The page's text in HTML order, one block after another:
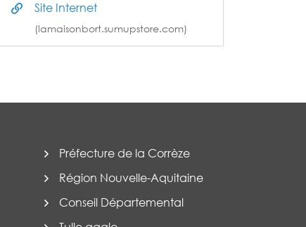
Site Internet
(lamaisonbort.sumupstore.com)
Préfecture de la Corrèze
Région Nouvelle-Aquitaine
Conseil Départemental